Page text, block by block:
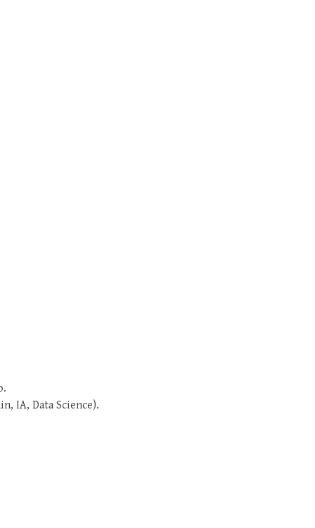
IA, Data Science).